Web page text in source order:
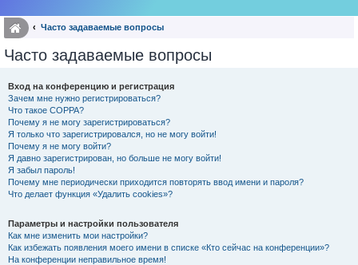
Часто задаваемые вопросы
Часто задаваемые вопросы
Вход на конференцию и регистрация
Зачем мне нужно регистрироваться?
Что такое COPPA?
Почему я не могу зарегистрироваться?
Я только что зарегистрировался, но не могу войти!
Почему я не могу войти?
Я давно зарегистрирован, но больше не могу войти!
Я забыл пароль!
Почему мне периодически приходится повторять ввод имени и пароля?
Что делает функция «Удалить cookies»?
Параметры и настройки пользователя
Как мне изменить мои настройки?
Как избежать появления моего имени в списке «Кто сейчас на конференции»?
На конференции неправильное время!